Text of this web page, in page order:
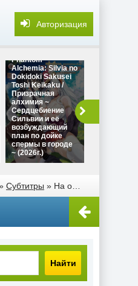
Авторизация
Phantom
Alchemia: Silvia no
Dokidoki Sakusei
Toshi Keikaku /
Призрачная
алхимия ~
Сердцебиение
Сильвии и её
возбуждающий
план по дойке
спермы в городе
~ (2026г.)
So_Low -
Субтитры » На ощупь: Маленькие птички в темноте / Grope: Little Birds in the Darkness (2007г.)
Найти